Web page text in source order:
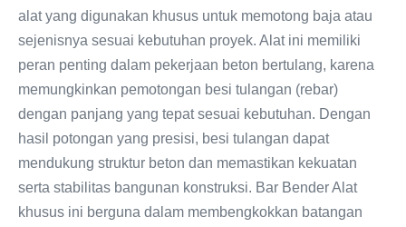
alat yang digunakan khusus untuk memotong baja atau
sejenisnya sesuai kebutuhan proyek. Alat ini memiliki
peran penting dalam pekerjaan beton bertulang, karena
memungkinkan pemotongan besi tulangan (rebar)
dengan panjang yang tepat sesuai kebutuhan. Dengan
hasil potongan yang presisi, besi tulangan dapat
mendukung struktur beton dan memastikan kekuatan
serta stabilitas bangunan konstruksi. Bar Bender Alat
khusus ini berguna dalam membengkokkan batangan